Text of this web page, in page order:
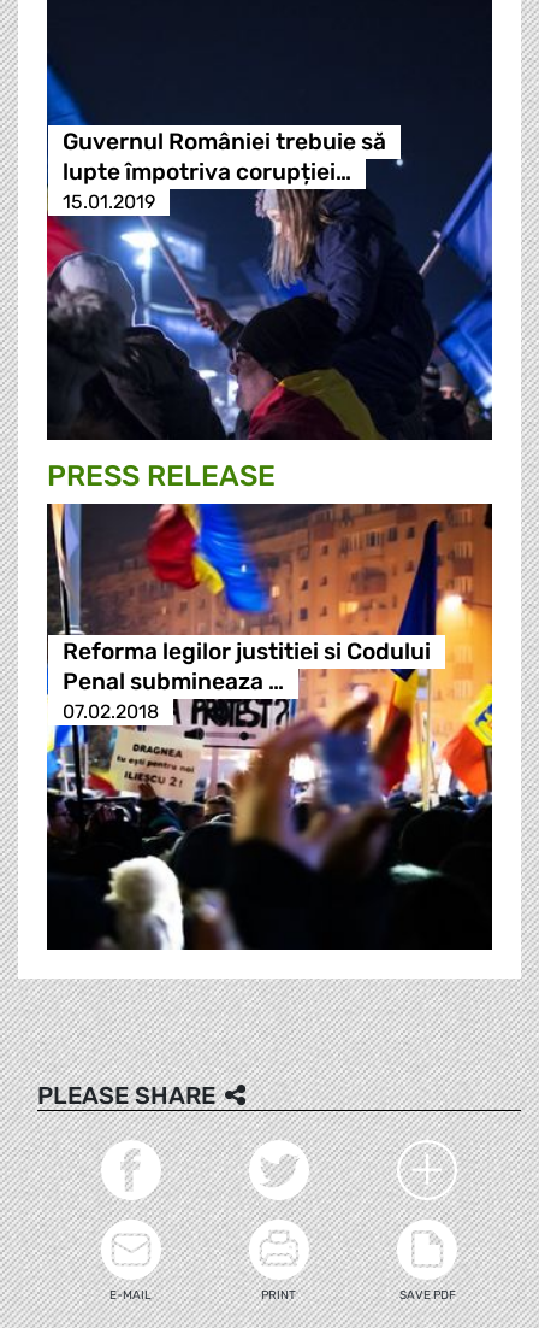
Guvernul României trebuie să
lupte împotriva corupției…
15.01.2019
PRESS RELEASE
Reforma legilor justitiei si Codului
Penal submineaza …
07.02.2018
PLEASE SHARE
E-MAIL PRINT SAVE PDF